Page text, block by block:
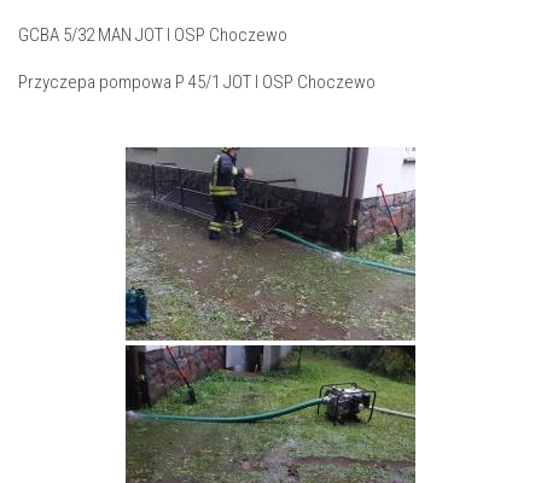
GCBA 5/32 MAN JOT I OSP Choczewo
Przyczepa pompowa P 45/1 JOT I OSP Choczewo